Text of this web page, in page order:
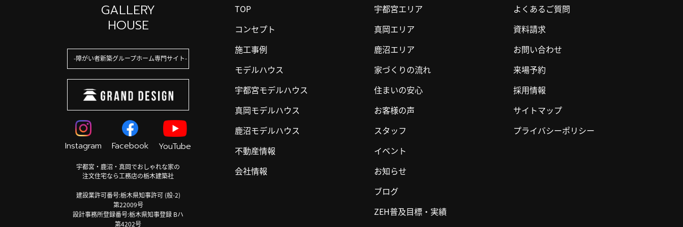
GALLERY
HOUSE
障がい者新築グループホーム専門サイト
Instagram Facebook YouTube
宇都宮・鹿沼・真岡でおしゃれな家の
注文住宅なら工務店の栃木建築社
建設業許可番号:栃木県知事許可 (般-2)
第22009号
設計事務所登録番号:栃木県知事登録 Bハ
第4202号
TOP
コンセプト
施工事例
モデルハウス
宇都宮モデルハウス
真岡モデルハウス
鹿沼モデルハウス
不動産情報
会社情報
宇都宮エリア
真岡エリア
鹿沼エリア
家づくりの流れ
住まいの安心
お客様の声
スタッフ
イベント
お知らせ
ブログ
ZEH普及目標・実績
よくあるご質問
資料請求
お問い合わせ
来場予約
採用情報
サイトマップ
プライバシーポリシー